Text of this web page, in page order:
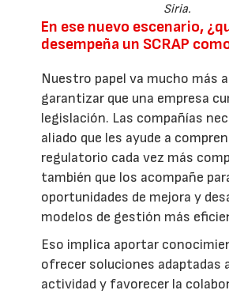
Siria.
En ese nuevo escenario,
desempeña un SCRAP
Nuestro papel va mucho más
garantizar que una empresa
legislación. Las compañías
aliado que les ayude a
regulatorio cada vez más
también que los acompañe
oportunidades de mejora y
modelos de gestión más
Eso implica aportar
ofrecer soluciones adaptadas
actividad y favorecer la